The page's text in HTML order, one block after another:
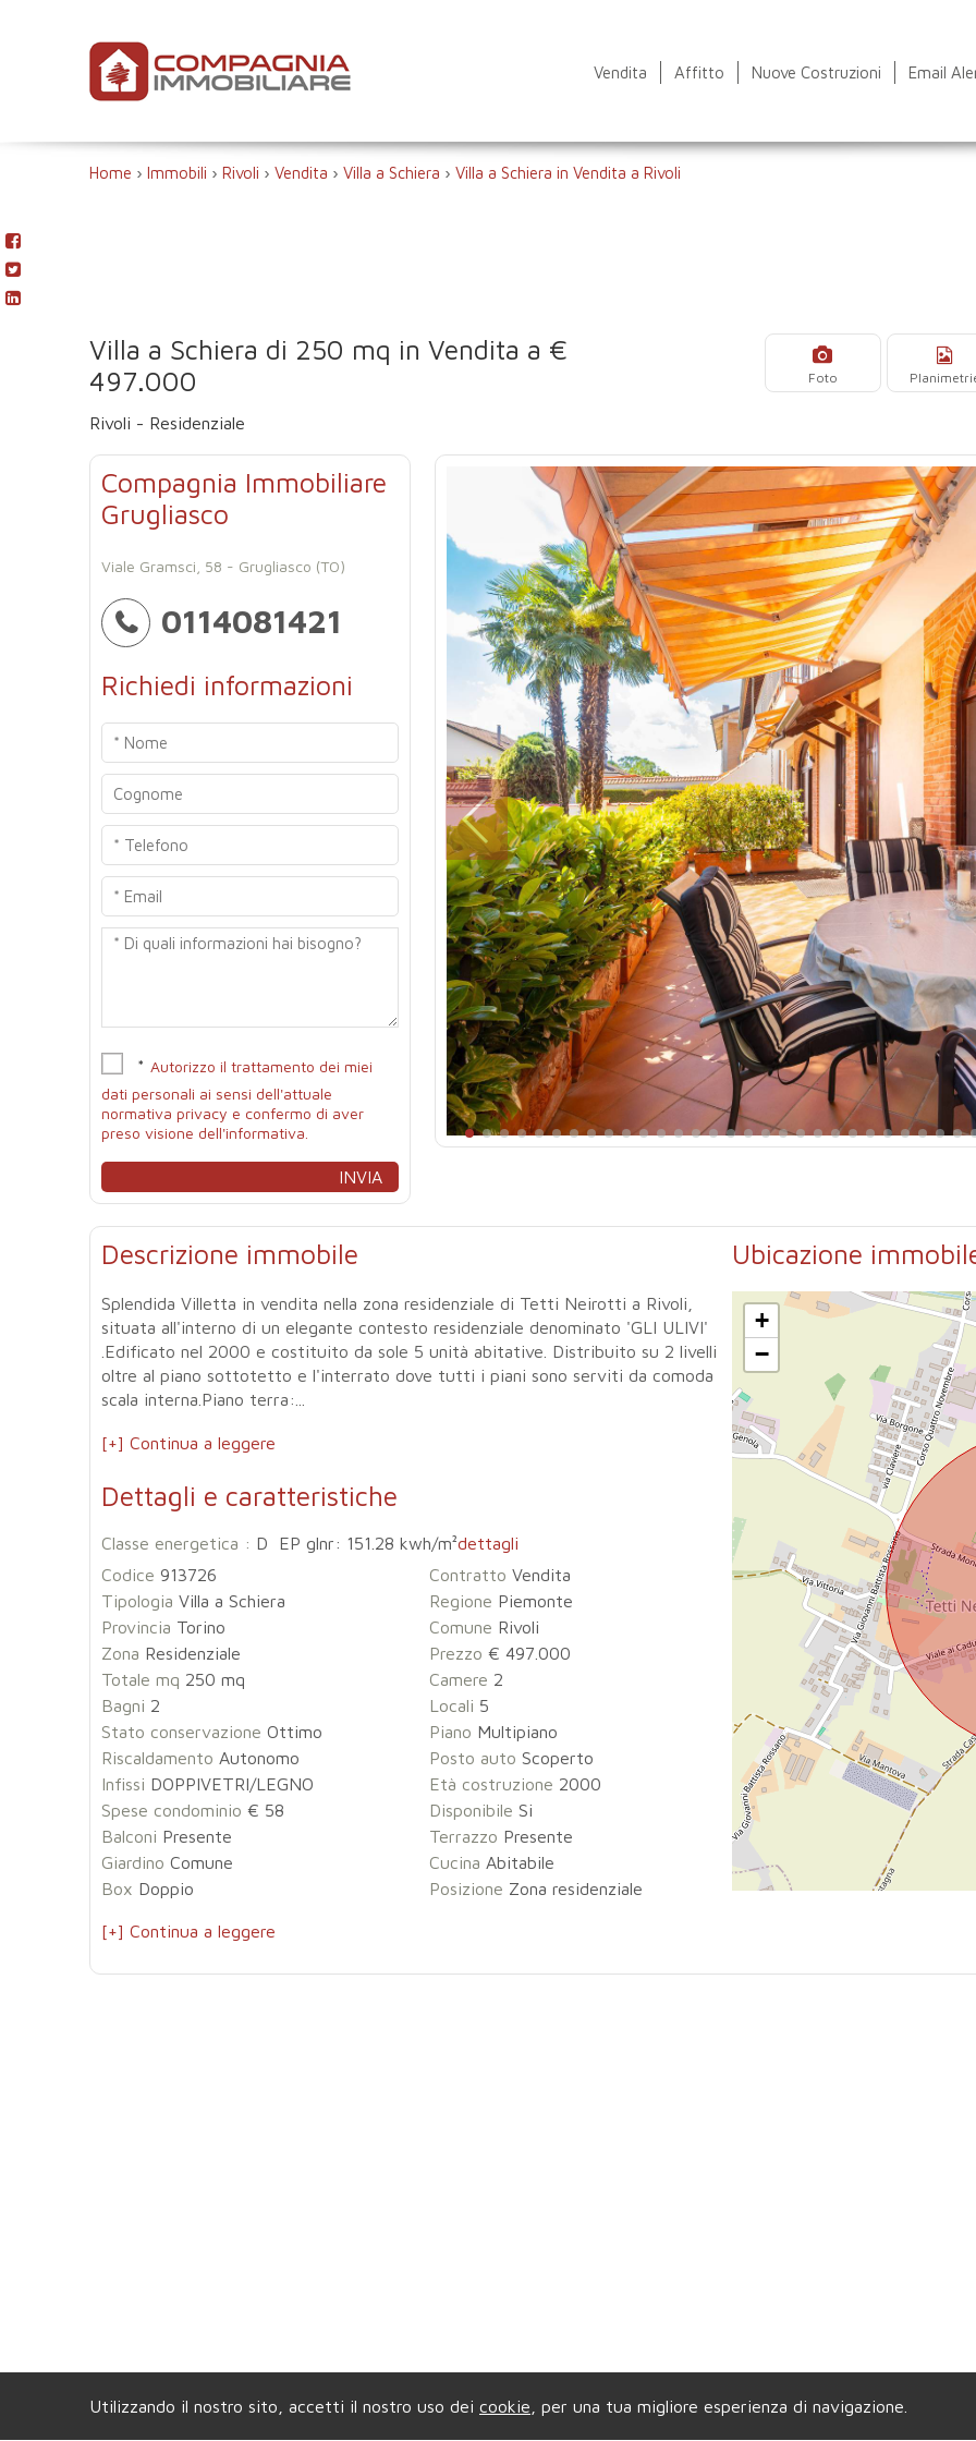
Vendita Affitto Nuove Costruzioni Email
Home › Immobili › Rivoli › Vendita › Villa a Schiera › Villa a Schiera in Vendita a Rivoli
Villa a Schiera di 250 mq in Vendita a €
497.000
Rivoli - Residenziale
Foto
Compagnia Immobiliare
Grugliasco
Viale Gramsci, 58 - Grugliasco (TO)
0114081421
Richiedi informazioni
* Autorizzo il trattamento dei miei
dati personali ai sensi dell'attuale
normativa privacy e confermo di aver
preso visione dell'informativa.
Descrizione immobile
Splendida Villetta in vendita nella zona residenziale di Tetti Neirotti a Rivoli,
situata all'interno di un elegante contesto residenziale denominato 'GLI ULIVI'
.Edificato nel 2000 e costituito da sole 5 unità abitative. Distribuito su 2 livelli
oltre al piano sottotetto e l'interrato dove tutti i piani sono serviti da comoda
scala interna.Piano terra:...
[+] Continua a leggere
Dettagli e caratteristiche
Classe energetica : D EP glnr: 151.28 kwh/m²dettagli
Codice 913726 Contratto Vendita
Tipologia Villa a Schiera Regione Piemonte
Provincia Torino Comune Rivoli
Zona Residenziale Prezzo € 497.000
Totale mq 250 mq Camere 2
Bagni 2 Locali 5
Stato conservazione Ottimo Piano Multipiano
Riscaldamento Autonomo Posto auto Scoperto
Infissi DOPPIVETRI/LEGNO Età costruzione 2000
Spese condominio € 58 Disponibile Si
Balconi Presente Terrazzo Presente
Giardino Comune Cucina Abitabile
Box Doppio Posizione Zona residenziale
[+] Continua a leggere
Ubicazione
+
−
Utilizzando il nostro sito, accetti il nostro uso dei cookie , per una tua migliore esperienza di navigazione.